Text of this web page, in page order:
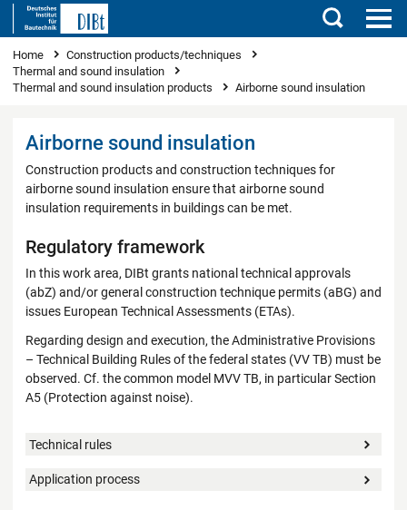
Search
You are here
Home
Construction products/techniques
Thermal and sound insulation
Thermal and sound insulation products
Airborne sound insulation
Airborne sound insulation
Construction products and construction techniques for
airborne sound insulation ensure that airborne sound
insulation requirements in buildings can be met.
Regulatory framework
In this work area, DIBt grants national technical approvals
(abZ) and/or general construction technique permits (aBG) and
issues European Technical Assessments (ETAs).
Regarding design and execution, the Administrative Provisions
– Technical Building Rules of the federal states (VV TB) must be
observed. Cf. the common model MVV TB, in particular Section
A5 (Protection against noise).
Technical rules
Application process